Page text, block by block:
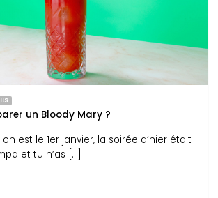
un Bloody Mary ?
est le 1er janvier, la soirée d’hier était
et tu n’as [...]